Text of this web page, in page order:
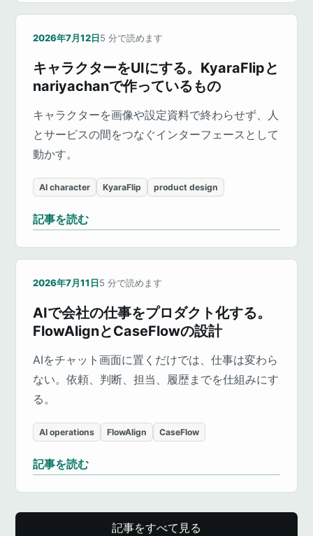
2026年7月12日5 分で読めます
キャラクターをUIにする。KyaraFlipと
nariyachanで作っているもの
キャラクターを画像や設定資料で終わらせず、人
とサービスの間をつなぐインターフェースとして
動かす。
AI character KyaraFlip product design
記事を読む
2026年7月11日5 分で読めます
AIで会社の仕事をプロダクト化する。
FlowAlignとCaseFlowの設計
AIをチャット画面に置くだけでは、仕事は変わら
ない。依頼、判断、担当、履歴までを仕組みにす
る。
AI operations FlowAlign CaseFlow
記事を読む
記事をすべて見る